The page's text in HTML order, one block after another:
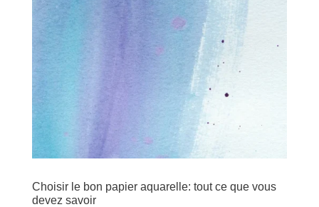
Choisir le bon papier aquarelle: tout ce que vous
devez savoir